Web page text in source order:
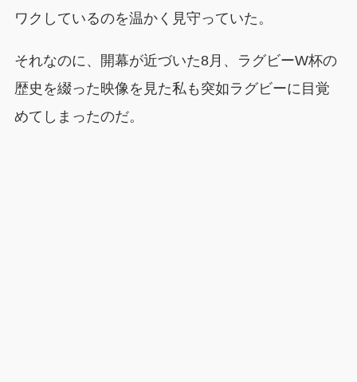
ワクしているのを温かく見守っていた。
それなのに、開幕が近づいた8月、ラグビーW杯の
歴史を綴った映像を見た私も突如ラグビーに目覚
めてしまったのだ。